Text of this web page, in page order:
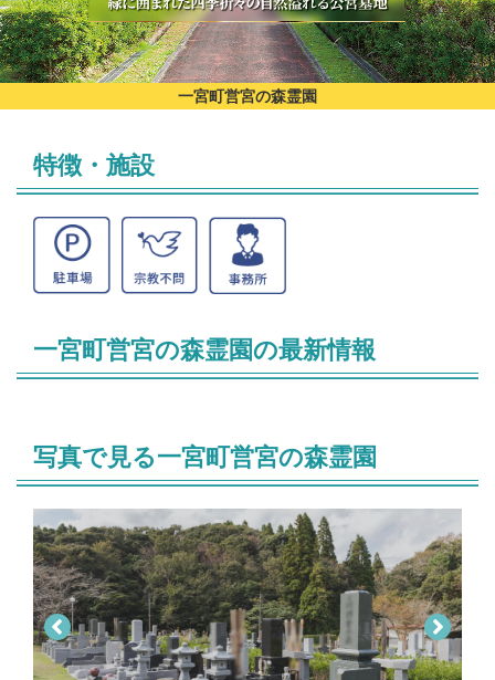
一宮町営宮の森霊園
特徴・施設
一宮町営宮の森霊園の最新情報
写真で見る一宮町営宮の森霊園